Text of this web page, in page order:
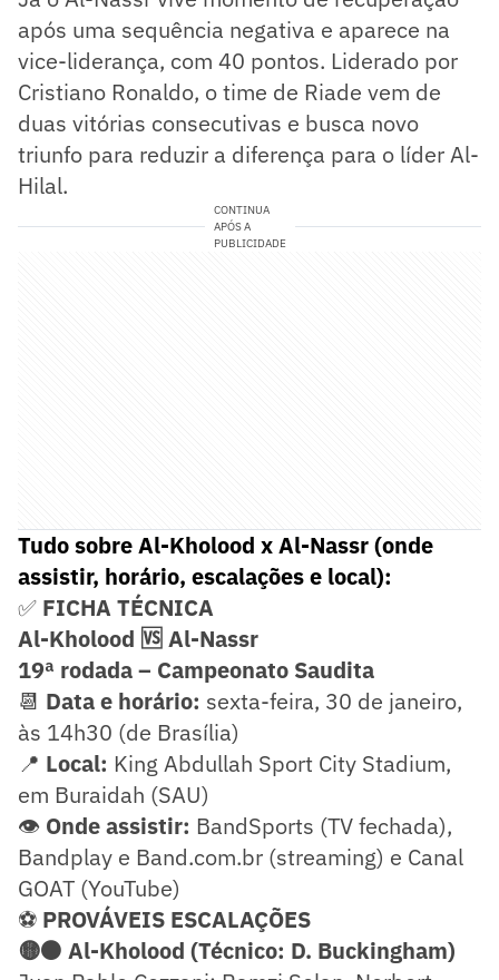
após uma sequência negativa e aparece na
vice-liderança, com 40 pontos. Liderado por
Cristiano Ronaldo, o time de Riade vem de
duas vitórias consecutivas e busca novo
triunfo para reduzir a diferença para o líder Al-
Hilal.
CONTINUA
APÓS A
PUBLICIDADE
Tudo sobre Al-Kholood x Al-Nassr (onde
assistir, horário, escalações e local):
✅ FICHA TÉCNICA
Al-Kholood 🆚 Al-Nassr
19ª rodada – Campeonato Saudita
📆 Data e horário: sexta-feira, 30 de janeiro,
às 14h30 (de Brasília)
📍 Local: King Abdullah Sport City Stadium,
em Buraidah (SAU)
👁️ Onde assistir: BandSports (TV fechada),
Bandplay e Band.com.br (streaming) e Canal
GOAT (YouTube)
⚽ PROVÁVEIS ESCALAÇÕES
🟡⚫ Al-Kholood (Técnico: D. Buckingham)